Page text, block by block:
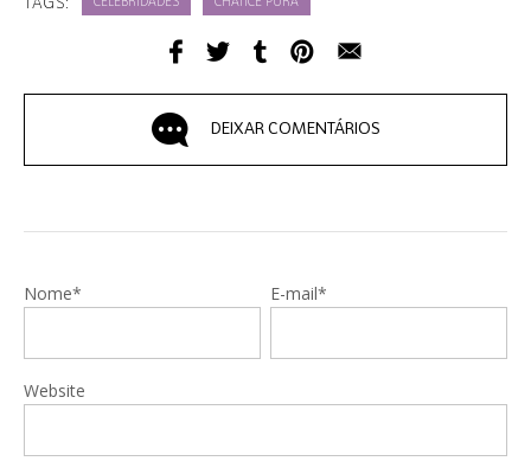
DEIXAR COMENTÁRIOS
Nome* E-mail*
Website